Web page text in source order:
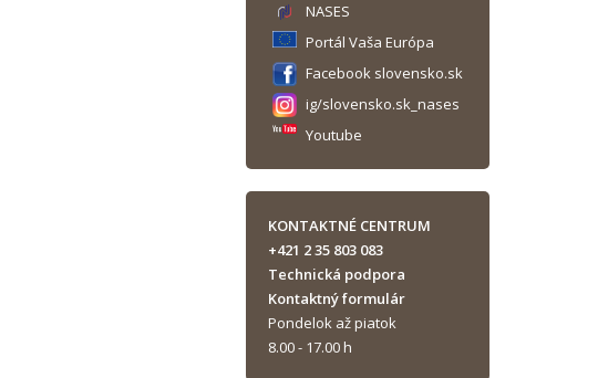
NASES
Portál Vaša Európa
Facebook slovensko.sk
ig/slovensko.sk_nases
Youtube
KONTAKTNÉ CENTRUM
+421 2 35 803 083
Technická podpora
Kontaktný formulár
Pondelok až piatok
8.00 - 17.00 h